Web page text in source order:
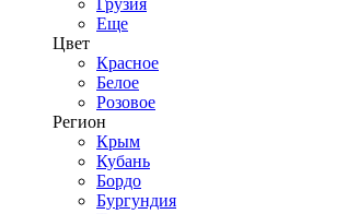
Грузия
Еще
Цвет
Красное
Белое
Розовое
Регион
Крым
Кубань
Бордо
Бургундия